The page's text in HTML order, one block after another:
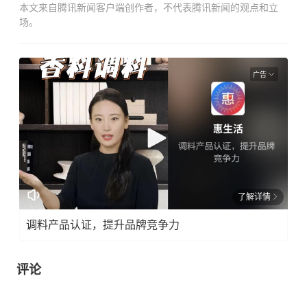
本文来自腾讯新闻客户端创作者，不代表腾讯新闻的观点和立
场。
广告
了解详情
调料产品认证，提升品牌竞争力
评论